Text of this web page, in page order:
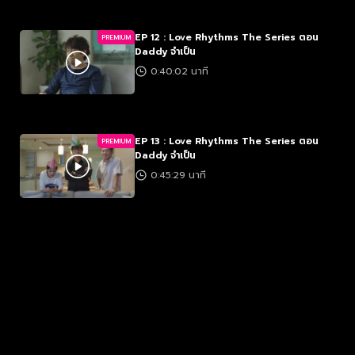
PREMIUM EP 12 : Love Rhythms The Series ตอน
Daddy จำเป็น
0:40:02 นาที
PREMIUM EP 13 : Love Rhythms The Series ตอน
Daddy จำเป็น
0:45:29 นาที